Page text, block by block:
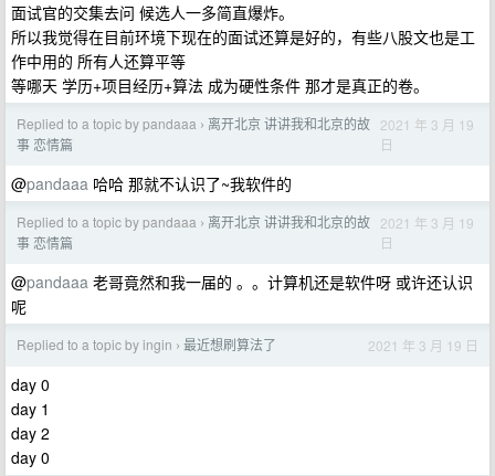
面试官的交集去问 候选人一多简直爆炸。
所以我觉得在目前环境下现在的面试还算是好的，有些八股文也是工
作中用的 所有人还算平等
等哪天 学历+项目经历+算法 成为硬性条件 那才是真正的卷。
Replied to a topic by pandaaa › 离开北京 讲讲我和北京的故
事 恋情篇
2021 年 3 月 19
日
@pandaaa 哈哈 那就不认识了~我软件的
Replied to a topic by pandaaa › 离开北京 讲讲我和北京的故
事 恋情篇
2021 年 3 月 19
日
@pandaaa 老哥竟然和我一届的 。。计算机还是软件呀 或许还认识
呢
Replied to a topic by ingin › 最近想刷算法了 2021 年 3 月 19 日
day 0
day 1
day 2
day 0